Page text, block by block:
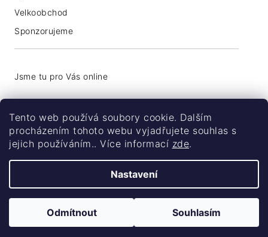
Tento web používá soubory cookie. Dalším
procházením tohoto webu vyjadřujete souhlas s
jejich používáním.. Více informací zde.
Nastavení
Odmítnout Souhlasím
Velkoobchod
Sponzorujeme
info@coolsocks.cz